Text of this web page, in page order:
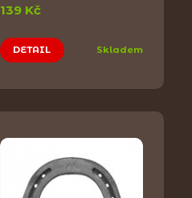
139 Kč
DETAIL Skladem